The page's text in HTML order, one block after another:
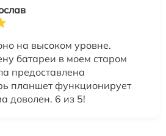
на высоком уровне.
батареи в моем старом
предоставлена
планшет функционирует
доволен. 6 из 5!